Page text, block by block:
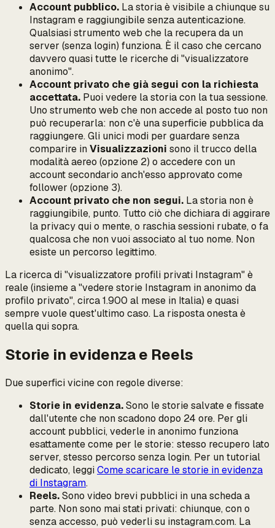
Account pubblico. La storia è visibile a chiunque su
Instagram e raggiungibile senza autenticazione.
Qualsiasi strumento web che la recupera da un
server (senza login) funziona. È il caso che cercano
davvero quasi tutte le ricerche di "visualizzatore
anonimo".
Account privato che già segui con la richiesta
accettata. Puoi vedere la storia con la tua sessione.
Uno strumento web che non accede al posto tuo non
può recuperarla: non c'è una superficie pubblica da
raggiungere. Gli unici modi per guardare senza
comparire inVisualizzazioni sono il trucco della
modalità aereo (opzione 2) o accedere con un
account secondario anch'esso approvato come
follower (opzione 3).
Account privato che non segui. La storia non è
raggiungibile, punto. Tutto ciò che dichiara di aggirare
la privacy qui o mente, o raschia sessioni rubate, o fa
qualcosa che non vuoi associato al tuo nome. Non
esiste un percorso legittimo.
La ricerca di "visualizzatore profili privati Instagram" è
reale (insieme a "vedere storie Instagram in anonimo da
profilo privato", circa 1.900 al mese in Italia) e quasi
sempre vuole quest'ultimo caso. La risposta onesta è
quella qui sopra.
Storie in evidenza e Reels
Due superfici vicine con regole diverse:
Storie in evidenza.Sono le storie salvate e fissate
dall'utente che non scadono dopo 24 ore. Per gli
account pubblici, vederle in anonimo funziona
esattamente come per le storie: stesso recupero lato
server, stesso percorso senza login. Per un tutorial
dedicato, leggiCome scaricare le storie in evidenza
di Instagram.
Reels.Sono video brevi pubblici in una scheda a
parte. Non sono mai stati privati: chiunque, con o
senza accesso, può vederli su instagram.com. La